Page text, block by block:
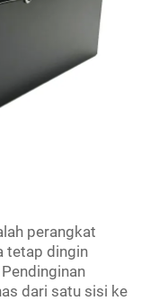
perangkat
tetap dingin
dari satu sisi ke